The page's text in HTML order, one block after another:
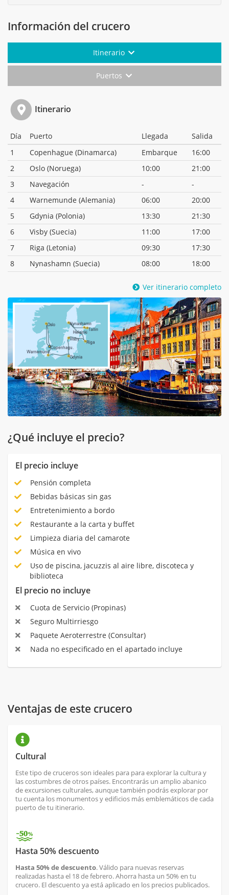
Información del crucero
Itinerario
Puertos
Itinerario
Día Puerto Llegada
Salida
1
Copenhague (Dinamarca) Embarque
16:00
2
Oslo (Noruega) 10:00
21:00
3
Navegación -
-
4
Warnemunde (Alemania) 06:00
20:00
5
Gdynia (Polonia) 13:30
21:30
6
Visby (Suecia) 11:00
17:00
7
Riga (Letonia) 09:30
17:30
8
Nynashamn (Suecia) 08:00 18:00
Ver itinerario completo
¿Qué incluye el precio?
El precio incluye
Pensión completa
Bebidas básicas sin gas
Entretenimiento a bordo
Restaurante a la carta y buffet
Limpieza diaria del camarote
Música en vivo
Uso de piscina, jacuzzis al aire libre, discoteca y
biblioteca
El precio no incluye
Cuota de Servicio (Propinas)
Seguro Multirriesgo
Paquete Aeroterrestre (Consultar)
Nada no especificado en el apartado incluye
Ventajas de este crucero
Cultural
Este tipo de cruceros son ideales para para explorar la cultura y
las costumbres de otros países. Encontrarás un amplio abanico
de excursiones culturales, aunque también podrás explorar por
tu cuenta los monumentos y edificios más emblemáticos de cada
puerto de tu itinerario.
Hasta 50% descuento
Hasta 50% de descuento. Válido para nuevas reservas
realizadas hasta el 18 de febrero. Ahorra hasta un 50% en tu
crucero. El descuento ya está aplicado en los precios publicados.